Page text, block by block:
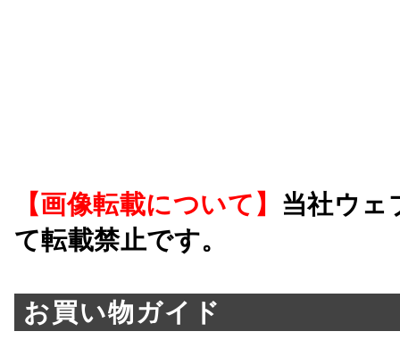
【画像転載について】 当社ウェ
て転載禁止です。
お買い物ガイド